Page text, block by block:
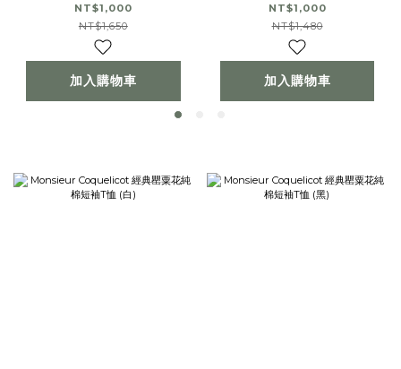
NT$1,000
NT$1,650
加入購物車
NT$1,000
NT$1,480
加入購物車